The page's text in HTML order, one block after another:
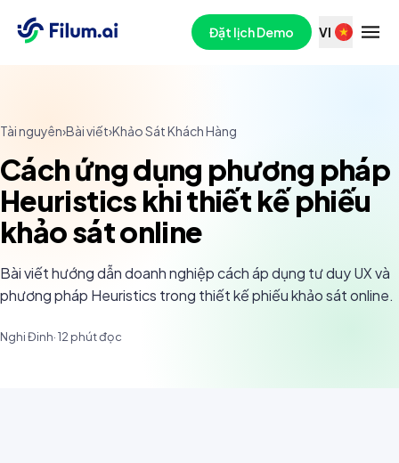
Đặt lịch Demo VI
Tài nguyên›Bài viết›Khảo Sát Khách Hàng
Cách ứng dụng phương pháp
Heuristics khi thiết kế phiếu
khảo sát online
Bài viết hướng dẫn doanh nghiệp cách áp dụng tư duy UX và
phương pháp Heuristics trong thiết kế phiếu khảo sát online.
Nghi Đinh·12 phút đọc